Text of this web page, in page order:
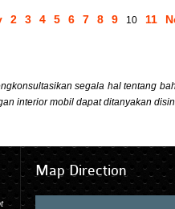
2 3 4 5 6 7 8 9 10 11
segala hal tentang
interior mobil dapat ditanyakan
MapDirection